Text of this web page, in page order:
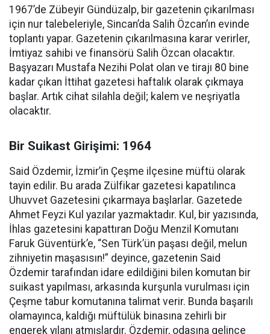
1967’de Zübeyir Gündüzalp, bir gazetenin çıkarılması
için nur talebeleriyle, Sincan’da Salih Özcan’ın evinde
toplantı yapar. Gazetenin çıkarılmasına karar verirler,
İmtiyaz sahibi ve finansörü Salih Özcan olacaktır.
Başyazarı Mustafa Nezihi Polat olan ve tirajı 80 bine
kadar çıkan İttihat gazetesi haftalık olarak çıkmaya
başlar. Artık cihat silahla değil; kalem ve neşriyatla
olacaktır.
Bir Suikast Girişimi: 1964
Said Özdemir, İzmir’in Çeşme ilçesine müftü olarak
tayin edilir. Bu arada Zülfikar gazetesi kapatılınca
Uhuvvet Gazetesini çıkarmaya başlarlar. Gazetede
Ahmet Feyzi Kul yazılar yazmaktadır. Kul, bir yazısında,
İhlas gazetesini kapattıran Doğu Menzil Komutanı
Faruk Güventürk’e, “Sen Türk’ün paşası değil, melun
zihniyetin maşasısın!” deyince, gazetenin Said
Özdemir tarafından idare edildiğini bilen komutan bir
suikast yapılması, arkasında kurşunla vurulması için
Çeşme tabur komutanına talimat verir. Bunda başarılı
olamayınca, kaldığı müftülük binasına zehirli bir
engerek yılanı atmışlardır. Özdemir, odasına gelince